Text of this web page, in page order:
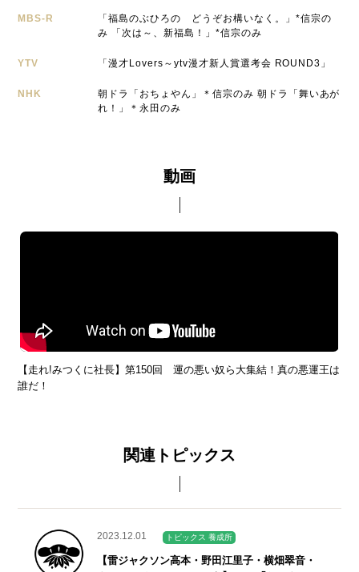
MBS-R
「福島のぶひろの どうぞお構いなく。」*信宗の
み 「次は～、新福島！」*信宗のみ
YTV 「漫才Lovers～ytv漫才新人賞選考会 ROUND3」
NHK
朝ドラ「おちょやん」＊信宗のみ 朝ドラ「舞いあが
れ！」＊永田のみ
動画
【走れ!みつくに社長】第150回 運の悪い奴ら大集結！真の悪運王は
誰だ！
関連トピックス
2023.12.01 トピックス 養成所
【雷ジャクソン高本・野田江里子・横畑翠音・